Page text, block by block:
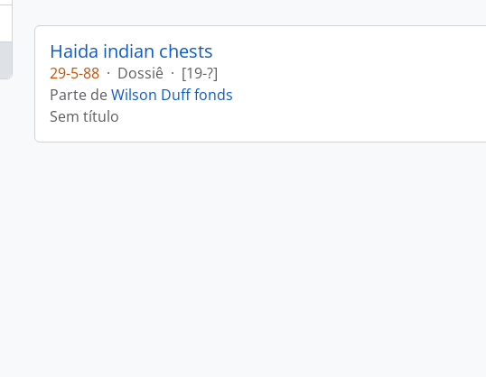
Haida indian chests
29-5-88 · Dossiê · [19-?]
Parte deWilson Duff fonds
Sem título